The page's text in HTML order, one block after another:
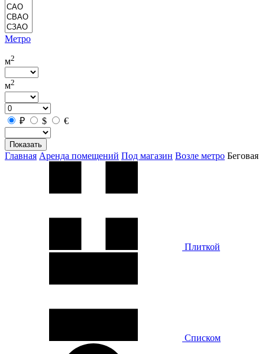
Метро
м2
м2
₽ $ €
Показать
Главная Аренда помещений Под магазин Возле метро Беговая
Плиткой
Списком